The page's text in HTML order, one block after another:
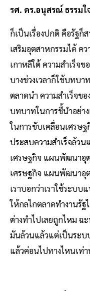
รศ. ดร.อนุสรณ์ ธรรมใ
ก็เป็นเรื่องปกติ คือรัฐก็
เสริมอุตสาหกรรมได้ ค
เกาหลีใต้ ความสำเร็จ
บางช่วงเวลาก็ใช้บทบ
ตลาดนำ ความสำเร็จข
บทบาทในการชี้นำอย่า
ในการขับเคลื่อนเศรษ
ประสบความสำเร็จล้ว
เศรษฐกิจ แผนพัฒนาอุ
เศรษฐกิจ แผนพัฒนาอุ
เราบอกว่าเราใช้ระบบ
ให้กลไกตลาดทำงานรัฐ
ต่างทำไปเลยถูกไหม ฉ
มันล้วนแล้วแต่เป็นระ
แล้วค่อนไปทางไหนเท่า